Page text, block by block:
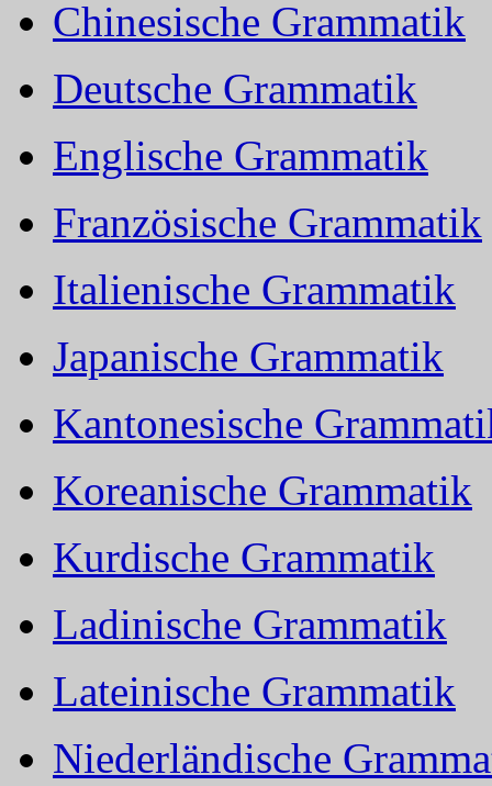
Chinesische Grammatik
Deutsche Grammatik
Englische Grammatik
Französische Grammatik
Italienische Grammatik
Japanische Grammatik
Kantonesische
Koreanische Grammatik
Kurdische Grammatik
Ladinische Grammatik
Lateinische Grammatik
Niederländische